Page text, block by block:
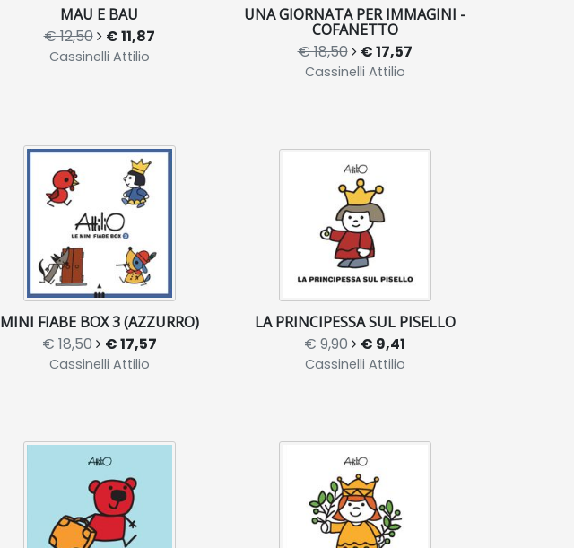
MAU E BAU
€ 12,50 € 11,87
Cassinelli Attilio
UNA GIORNATA PER IMMAGINI -
COFANETTO
€ 18,50 € 17,57
Cassinelli Attilio
MINI FIABE BOX 3 (AZZURRO)
€ 18,50 € 17,57
Cassinelli Attilio
LA PRINCIPESSA SUL PISELLO
€ 9,90 € 9,41
Cassinelli Attilio